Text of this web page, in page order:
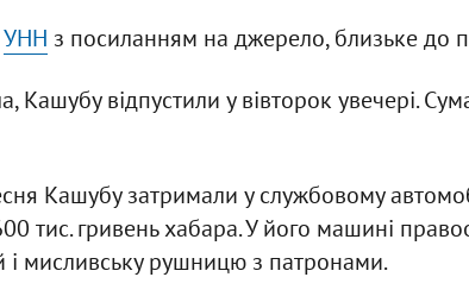
УНН з посиланням на джерело, близьке до
Кашубу відпустили у вівторок увечері.
Кашубу затримали у службовому
тис. гривень хабара. У його машині
і мисливську рушницю з патронами.